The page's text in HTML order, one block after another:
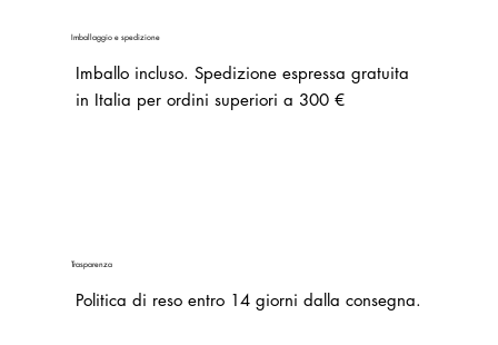
Imballaggio e spedizione
Imballo incluso. Spedizione espressa gratuita
in Italia per ordini superiori a 300 €
Trasparenza
Politica di reso entro 14 giorni dalla consegna.